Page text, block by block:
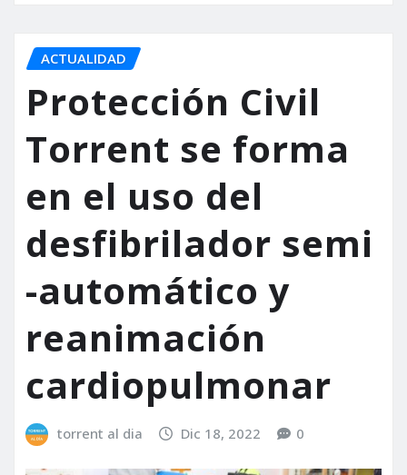
ACTUALIDAD
Protección Civil
Torrent se forma
en el uso del
desfibrilador semi
-automático y
reanimación
cardiopulmonar
torrent al dia Dic 18, 2022 0